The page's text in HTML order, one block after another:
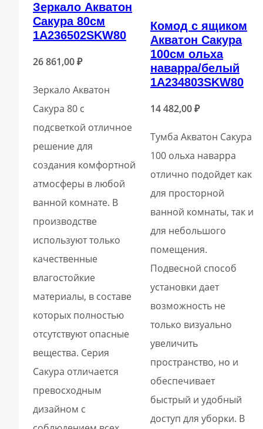
Зеркало Акватон
Сакура 80см
1A236502SKW80
26 861,00₽
Зеркало Акватон
Сакура 80 с
подсветкой отличное
решение для
создания комфортной
атмосферы в любой
ванной комнате. В
производстве
используют только
качественные
влагостойкие
материалы, в составе
которых полностью
отсутствуют опасные
вещества. Серия
Сакура отличается
превосходным
дизайном с
Комод с ящиком
Акватон Сакура
100см ольха
наварра/белый
1A234803SKW80
14 482,00₽
Тумба Акватон Сакура
100 ольха наварра
отлично подойдет как
для просторной
ванной комнаты, так и
для небольшого
помещения.
Подвесной способ
установки дает
возможность не
только визуально
увеличить
пространство, но и
обеспечивает
быстрый и удобный
доступ для уборки. В